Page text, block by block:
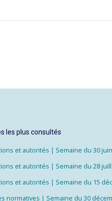
les plus consultés
et autorités | Semaine du 30
et autorités | Semaine du 28
et autorités | Semaine du 15
normatives | Semaine du 30